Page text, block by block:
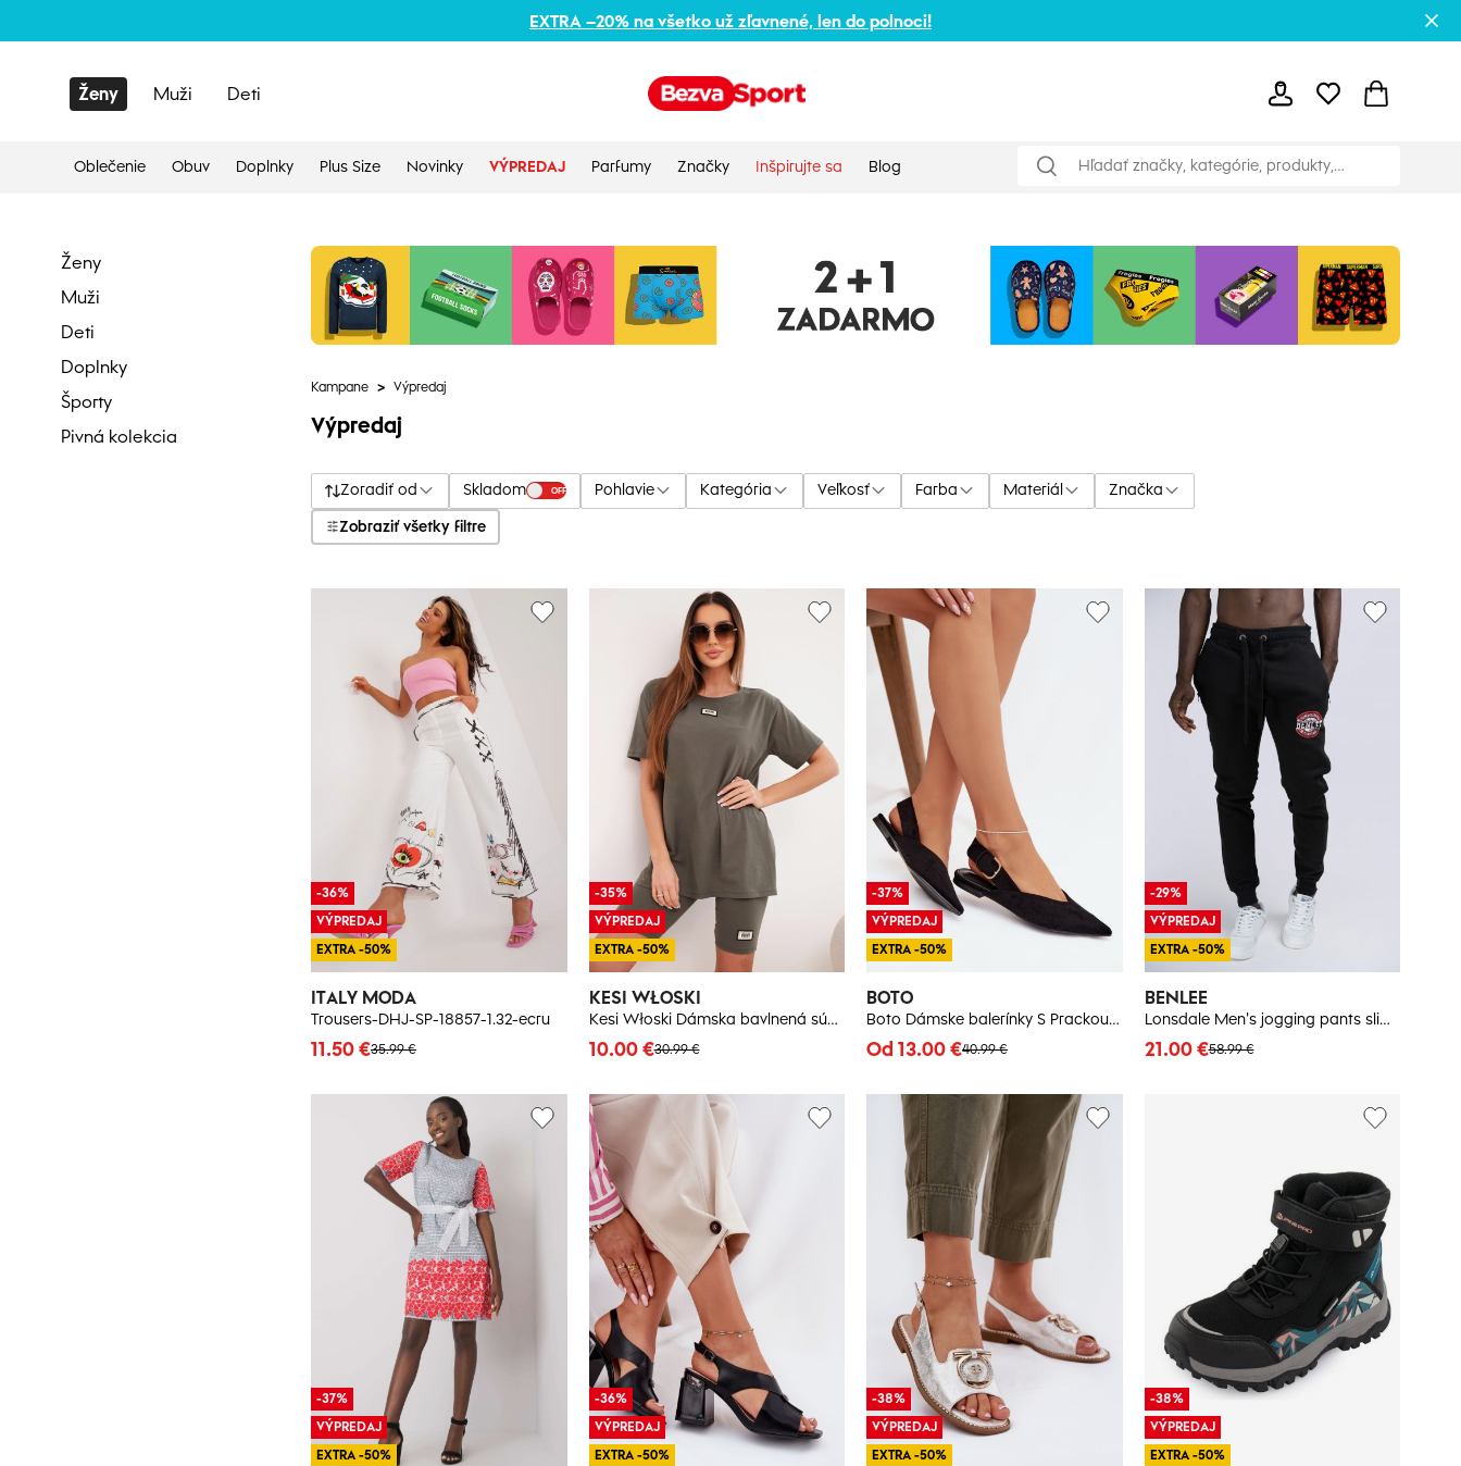
EXTRA –20% na všetko už zľavnené, len do polnoci!
Ženy
Oblečenie Obuv Doplnky Plus Size Novinky VÝPREDAJ Parfumy Značky Inšpirujte sa Blog
Muži Deti
Ženy
Muži
Deti
Doplnky
Športy
Pivná kolekcia
Kampane > Výpredaj
Výpredaj
Zoradiť od Skladom OFF Pohlavie Kategória Veľkosť Farba Materiál
Značka
Zobraziť všetky filtre
ITALY MODA
Trousers-DHJ-SP-18857-1.32-ecru
35.99 €
11.50 €
-36%
VÝPREDAJ
EXTRA -50%
KESI WŁOSKI
Kesi Włoski Dámska bavlnená súprava s krátkym rukávom a šortkami khaki
30.99 €
10.00 €
-35%
VÝPREDAJ
EXTRA -50%
BOTO
Boto Dámske balerínky S Prackou Čierne Tanelia
40.99 €
Od 13.00 €
-37%
VÝPREDAJ
EXTRA -50%
BENLEE
Lonsdale Men's jogging pants slim fit
58.99 €
21.00 €
-29%
VÝPREDAJ
EXTRA -50%
-37%
VÝPREDAJ
EXTRA -50%
-36%
VÝPREDAJ
EXTRA -50%
-38%
VÝPREDAJ
EXTRA -50%
-38%
VÝPREDAJ
EXTRA -50%